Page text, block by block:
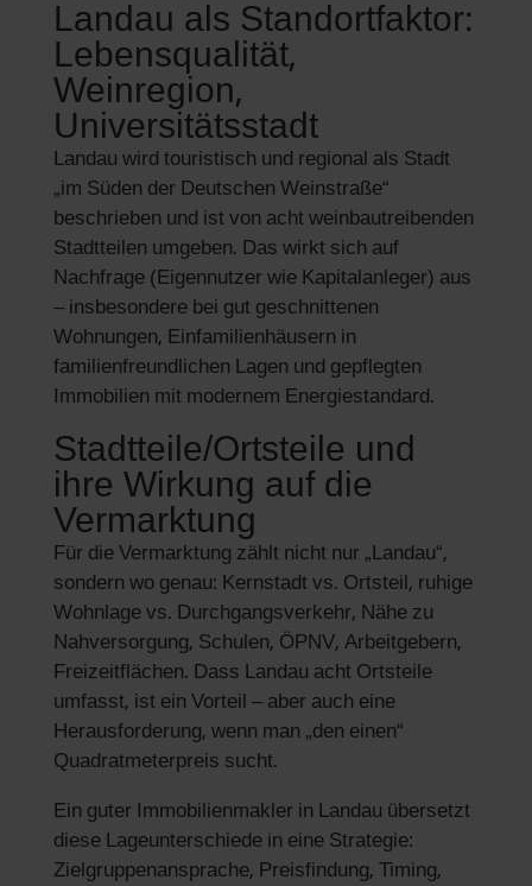
Landau als Standortfaktor:
Lebensqualität,
Weinregion,
Universitätsstadt
Landau wird touristisch und regional als Stadt
„im Süden der Deutschen Weinstraße“
beschrieben und ist von acht weinbautreibenden
Stadtteilen umgeben. Das wirkt sich auf
Nachfrage (Eigennutzer wie Kapitalanleger) aus
– insbesondere bei gut geschnittenen
Wohnungen, Einfamilienhäusern in
familienfreundlichen Lagen und gepflegten
Immobilien mit modernem Energiestandard.
Stadtteile/Ortsteile und
ihre Wirkung auf die
Vermarktung
Für die Vermarktung zählt nicht nur „Landau“,
sondern wo genau: Kernstadt vs. Ortsteil, ruhige
Wohnlage vs. Durchgangsverkehr, Nähe zu
Nahversorgung, Schulen, ÖPNV, Arbeitgebern,
Freizeitflächen. Dass Landau acht Ortsteile
umfasst, ist ein Vorteil – aber auch eine
Herausforderung, wenn man „den einen“
Quadratmeterpreis sucht.
Ein guter Immobilienmakler in Landau übersetzt
diese Lageunterschiede in eine Strategie:
Zielgruppenansprache, Preisfindung, Timing,